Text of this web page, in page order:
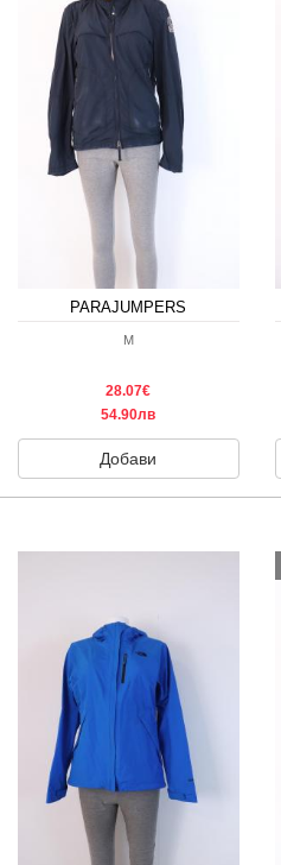
PARAJUMPERS
M
28.07€
54.90лв
Добави